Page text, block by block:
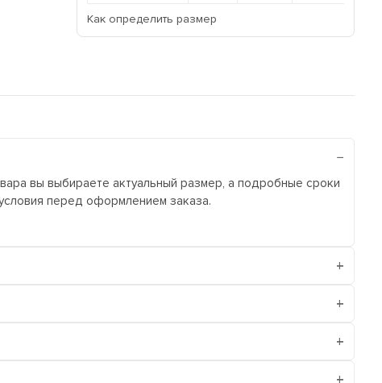
Как определить размер
вы выбираете актуальный размер, а подробные сроки
перед оформлением заказа.